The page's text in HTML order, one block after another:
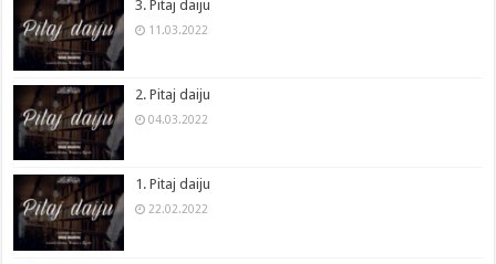
3. Pitaj daiju
11.03.2022
2. Pitaj daiju
04.03.2022
1. Pitaj daiju
22.02.2022